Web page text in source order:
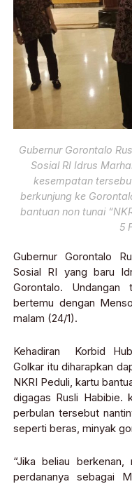
Gubernur Gorontalo
Sosial RI Idrus
kesempatan
berkunjung ke
bantuan non tunai
5
Gubernur Gorontalo
Sosial RI yang baru
Gorontalo.
bertemu dengan
malam (24/1).
Kehadiran Korbid
Golkar itu diharapkan
NKRI Peduli, kartu
digagas Rusli Habibie.
perbulan tersebut
seperti beras, minyak
“Jika beliau
perdananya sebagai